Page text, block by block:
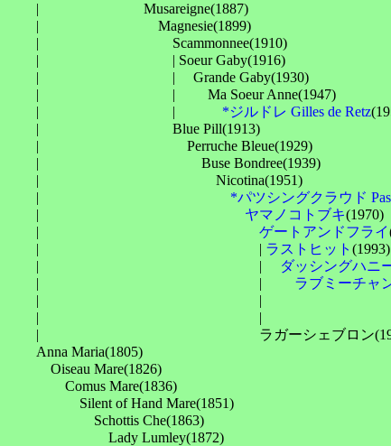
| 　　　　　　　Musareigne(1887)
| 　　　　　　　　Magnesie(1899)
| 　　　　　　　　　Scammonnee(1910)
| 　　　　　　　　　| Soeur Gaby(1916)
| 　　　　　　　　　| 　Grande Gaby(1930)
| 　　　　　　　　　| 　　Ma Soeur Anne(1947)
| 　　　　　　　　　| *ジルドレ Gilles de Retz
| 　　　　　　　　　Blue Pill(1913)
| 　　　　　　　　　　Perruche Bleue(1929)
| 　　　　　　　　　　　Buse Bondree(1939)
| 　　　　　　　　　　　　Nicotina(1951)
| *パツシングクラウド
| ヤマノコトブキ(1970)
| ゲートアンドフライ
| 　　　　　　　　　　　　　　　| ラストヒット (1993)
| 　　　　　　　　　　　　　　　|
ダッシングハニ
| 　　　　　　　　　　　　　　　| ラブミーチャ
| 　　　　　　　　　　　　　　　| 　　　　　　　　
| 　　　　　　　　　　　　　　　| 　　　　　　　　
| 　　　　　　　　　　　　　　　ラガーシェブロン
Anna Maria(1805)
Oiseau Mare(1826)
Comus Mare(1836)
Silent of Hand Mare(1851)
Schottis Che(1863)
Lady Lumley(1872)